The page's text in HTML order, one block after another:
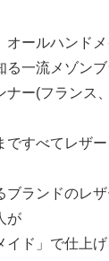
オールハンド
る一流メゾン
ナー(フランス
ですべてレザ
ブランドのレ
が
イド」で仕上